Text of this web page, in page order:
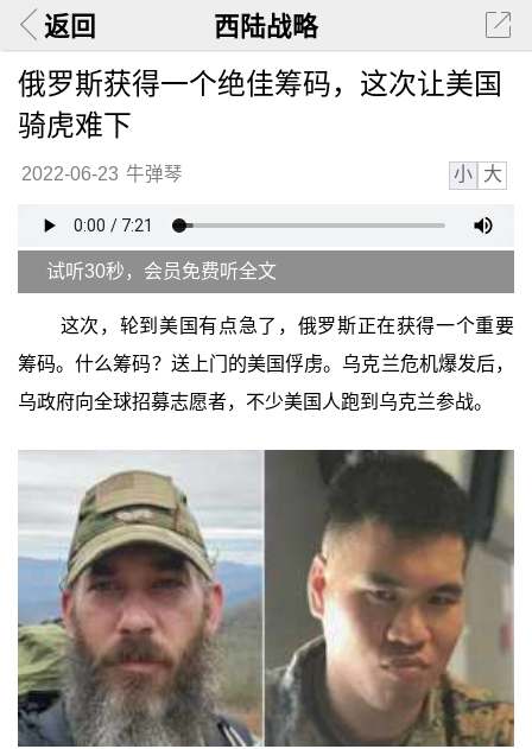
返回 西陆战略
俄罗斯获得一个绝佳筹码，这次让美国
骑虎难下
2022-06-23 牛弹琴 小 大
试听30秒，会员免费听全文
这次，轮到美国有点急了，俄罗斯正在获得一个重要
筹码。什么筹码？送上门的美国俘虏。乌克兰危机爆发后，
乌政府向全球招募志愿者，不少美国人跑到乌克兰参战。